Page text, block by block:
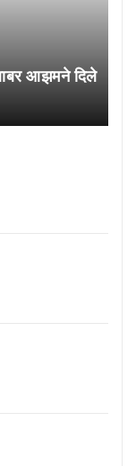
आझमने दिले